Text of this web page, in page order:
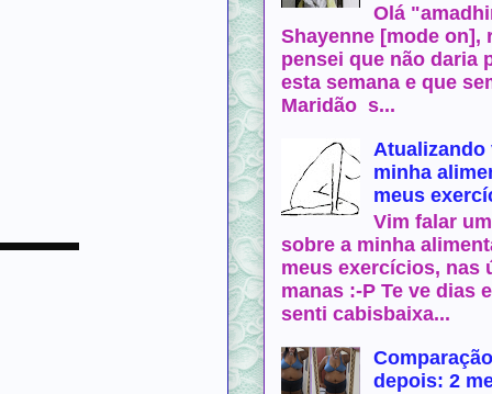
Olá
Shayenne [mode on],
pensei que não daria
esta semana e que
Maridão s...
Atualizando
minha
meus
Vim falar
sobre a minha
meus exercícios, nas
manas :-P Te ve dias
senti cabisbaixa...
depois: 2